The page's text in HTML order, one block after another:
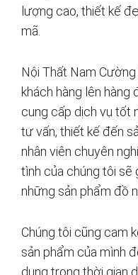
lượng cao, thiết kế
mã.
Nội Thất Nam
khách hàng lên hàng
cung cấp dịch vụ tốt
tư vấn, thiết kế đến
nhân viên chuyên
tình của chúng tôi sẽ
những sản phẩm đồ
Chúng tôi cũng cam
sản phẩm của mình